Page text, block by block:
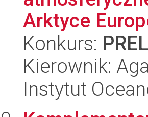
Arktyce
Konkurs:
Kierownik:
Instytut